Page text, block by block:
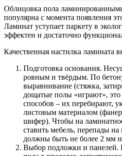
Облицовка пола
популярна с момента появления
Ламинат уступает паркету в
эффектен и достаточно
Качественная настилка ламината
Подготовка основания.
ровным и твёрдым. По
выравнивание (стяжка,
дощатые полы «играют»,
способов – их перебирают,
листовым материалом
шифер). Чтобы на
ставить мебель, перепады
должны быть не более 2 мм
Выбор подложки и панелей.